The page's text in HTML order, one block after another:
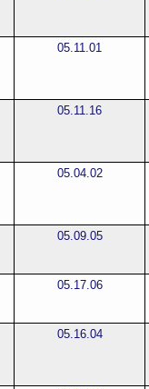
05.11.01
05.11.16
05.04.02
05.09.05
05.17.06
05.16.04